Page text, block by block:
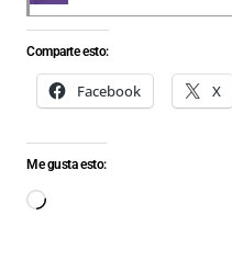
Comparte esto:
Facebook X
Me gusta esto:
Cargando...